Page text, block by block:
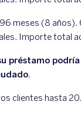
meses (8 años).
Importe total
clientes hasta